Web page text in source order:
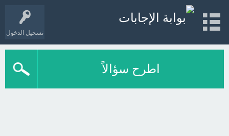
تسجيل الدخول
اطرح سؤالاً